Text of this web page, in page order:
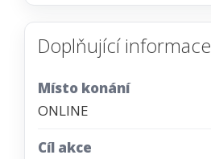
Doplňující informace
Místo konání
ONLINE
Cíl akce